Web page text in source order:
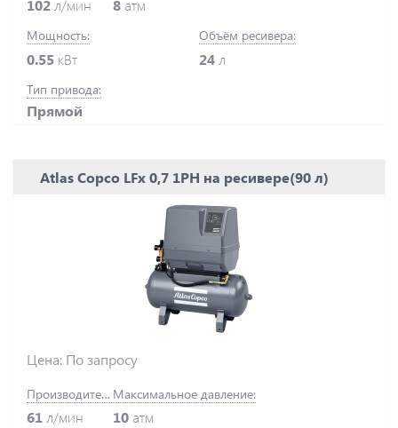
102л/мин 8 атм
Мощность:
0.55 кВт
Объём ресивера:
24 л
Тип привода:
Прямой
Atlas Copco LFx 0,7 1PH на ресивере(90 л)
Цена: По запросу
Производительность:
61л/мин
Максимальное давление:
10 атм